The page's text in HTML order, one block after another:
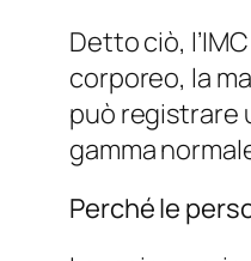
Detto ciò,
corporeo, la
può registrare
gamma
Perché le